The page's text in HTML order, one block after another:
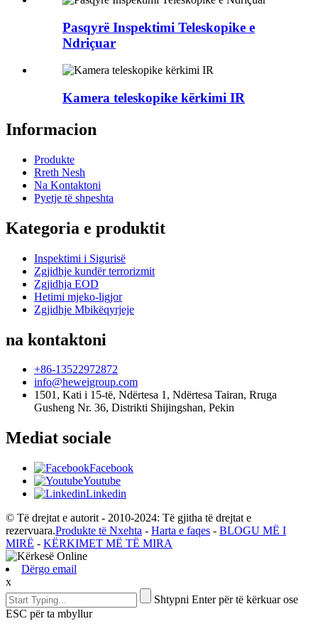
Pasqyrë Inspektimi Teleskopike e
Ndriçuar
Kamera teleskopike kërkimi IR
Informacion
Produkte
Rreth Nesh
Na Kontaktoni
Pyetje të shpeshta
Kategoria e produktit
Inspektimi i Sigurisë
Zgjidhje kundër terrorizmit
Zgjidhja EOD
Hetimi mjeko-ligjor
Zgjidhje Mbikëqyrjeje
na kontaktoni
+86-13522972872
info@heweigroup.com
1501, Kati i 15-të, Ndërtesa 1, Ndërtesa Tairan, Rruga
Gusheng Nr. 36, Distrikti Shijingshan, Pekin
Mediat sociale
Facebook
Youtube
Linkedin
© Të drejtat e autorit - 2010-2024: Të gjitha të drejtat e
rezervuara.Produkte të Nxehta - Harta e faqes - BLOGU MË I
MIRË - KËRKIMET MË TË MIRA
Dërgo email
x
Shtypni Enter për të kërkuar ose
ESC për ta mbyllur